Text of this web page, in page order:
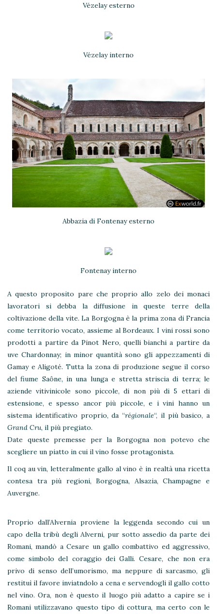
Vézelay esterno
Vézelay interno
Abbazia di Fontenay esterno
Fontenay interno
A questo proposito pare che proprio allo zelo dei monaci
lavoratori si debba la diffusione in queste terre della
coltivazione della vite. La Borgogna è la prima zona di Francia
come territorio vocato, assieme al Bordeaux. I vini rossi sono
prodotti a partire da Pinot Nero, quelli bianchi a partire da
uve Chardonnay; in minor quantità sono gli appezzamenti di
Gamay e Aligoté. Tutta la zona di produzione segue il corso
del fiume Saône, in una lunga e stretta striscia di terra; le
aziende vitivinicole sono piccole, di non più di 5 ettari di
estensione, e spesso ancor più piccole, e i vini hanno un
sistema identificativo proprio, da “régionale“, il più basico, a
Grand Cru, il più pregiato.
Date queste premesse per la Borgogna non potevo che
scegliere un piatto in cui il vino fosse protagonista.
Il coq au vin, letteralmente gallo al vino è in realtà una ricetta
contesa tra più regioni, Borgogna, Alsazia, Champagne e
Auvergne.
Proprio dall’Alvernia proviene la leggenda secondo cui un
capo della tribù degli Alverni, pur sotto assedio da parte dei
Romani, mandò a Cesare un gallo combattivo ed aggressivo,
come simbolo del coraggio dei Galli. Cesare, che non era
privo di senso dell’umorismo, ma neppure di sarcasmo, gli
restituì il favore inviatndolo a cena e servendogli il gallo cotto
nel vino. Ora, non è questo il luogo più adatto a capire se i
Romani utilizzavano questo tipo di cottura, ma certo con le